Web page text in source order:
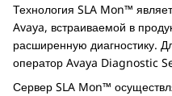
Технология SLA Mon™
Avaya, встраиваемой в
расширенную диагностику.
оператор Avaya Diagnostic
Сервер SLA Mon™